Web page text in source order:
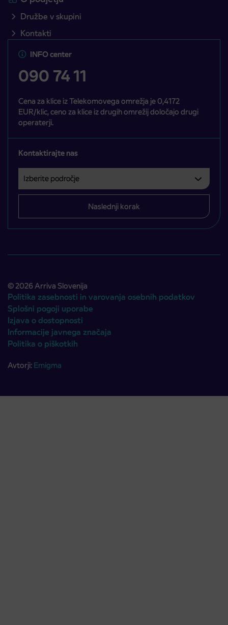
Družbe v skupini
Kontakti
INFO center
090 74 11
Cena za klice iz Telekomovega omrežja je 0,4172
EUR/klic, ceno za klice iz drugih omrežij določajo drugi
operaterji.
Kontaktirajte nas
Izberite področje
Področje je obvezno izbrati.
Naslednji korak
© 2026 Arriva Slovenija
Politika zasebnosti in varovanja osebnih podatkov
Splošni pogoji uporabe
Izjava o dostopnosti
Informacije javnega značaja
Politika o piškotkih
Avtorji: Emigma